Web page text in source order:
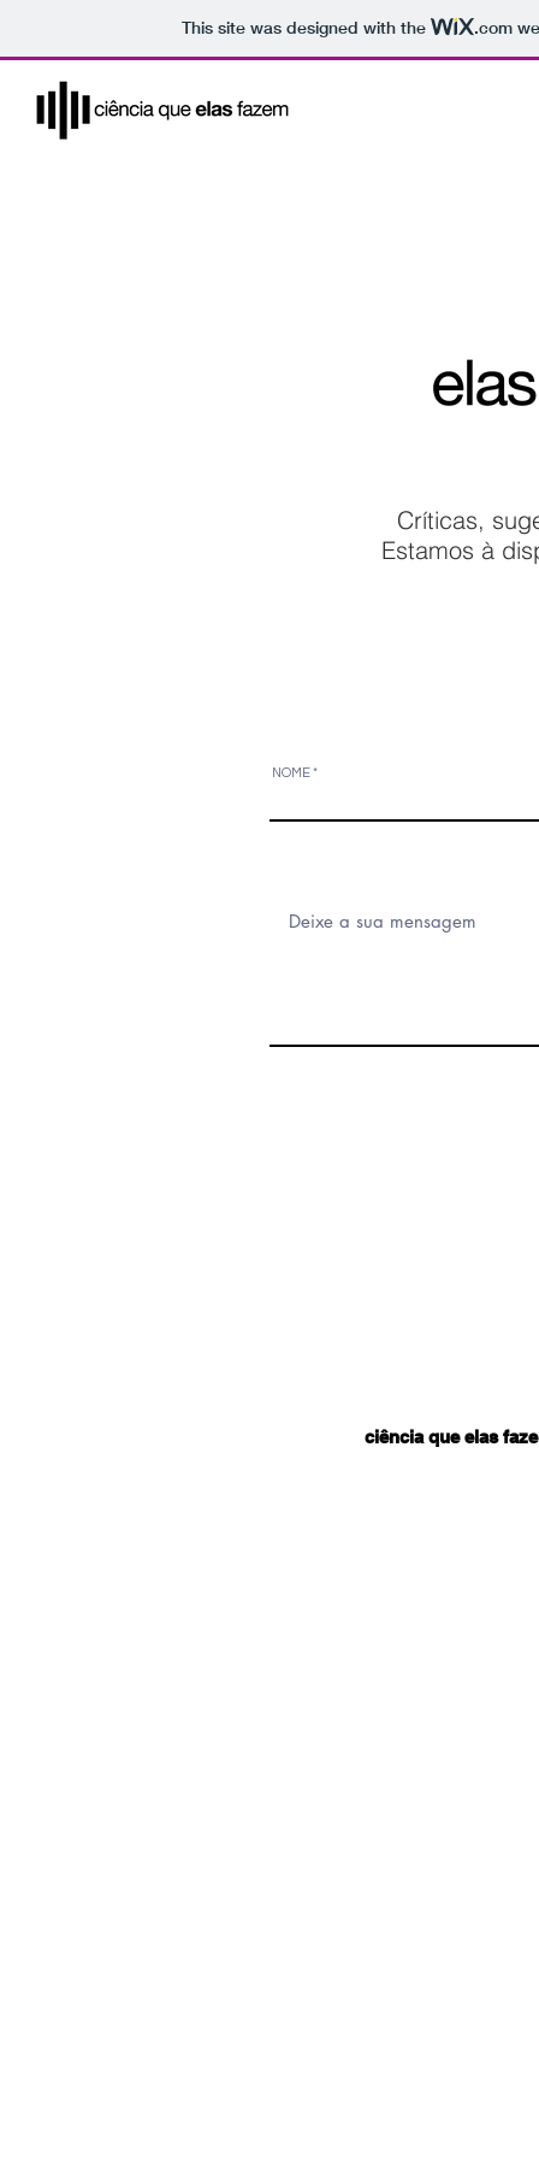
This site was designed with the .com
Críticas,
Estamos à
NOME
ciência que elas